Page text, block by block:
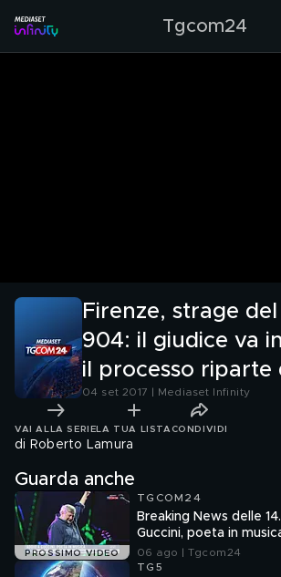
Tgcom24
Firenze, strage
904: il giudice va
il processo riparte
04 set 2017 | Mediaset Infinity
VAI ALLA SERIE LA TUA LISTA CONDIVIDI
di Roberto Lamura
Guarda anche
PROSSIMO VIDEO
TGCOM24
Breaking News delle
Guccini, poeta in
06 ago | Tgcom24
TG5